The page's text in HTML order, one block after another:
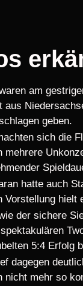
am
aus
geben.
sich die
mehrere
hatte auch
Vorstellung
der sichere
5:4 Erfolg
dagegen
nicht mehr so